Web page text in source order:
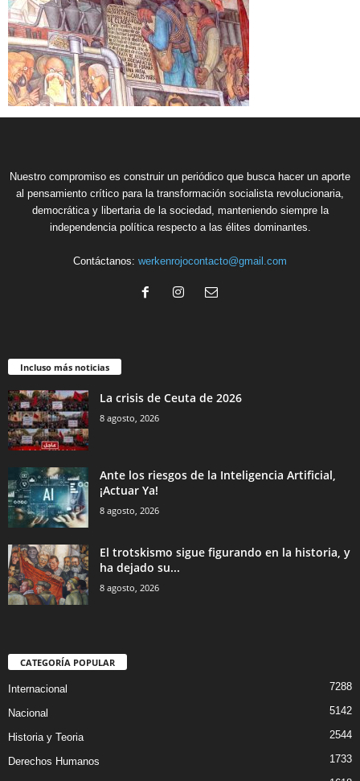
Nuestro compromiso es construir un periódico que busca hacer un aporte
al pensamiento crítico para la transformación socialista revolucionaria,
democrática y libertaria de la sociedad, manteniendo siempre la
independencia política respecto a las élites dominantes.
Contáctanos: werkenrojocontacto@gmail.com
Incluso más noticias
La crisis de Ceuta de 2026
8 agosto, 2026
Ante los riesgos de la Inteligencia Artificial,
¡Actuar Ya!
8 agosto, 2026
El trotskismo sigue figurando en la historia, y
ha dejado su...
8 agosto, 2026
CATEGORÍA POPULAR
Internacional 7288
Nacional 5142
Historia y Teoria 2544
Derechos Humanos 1733